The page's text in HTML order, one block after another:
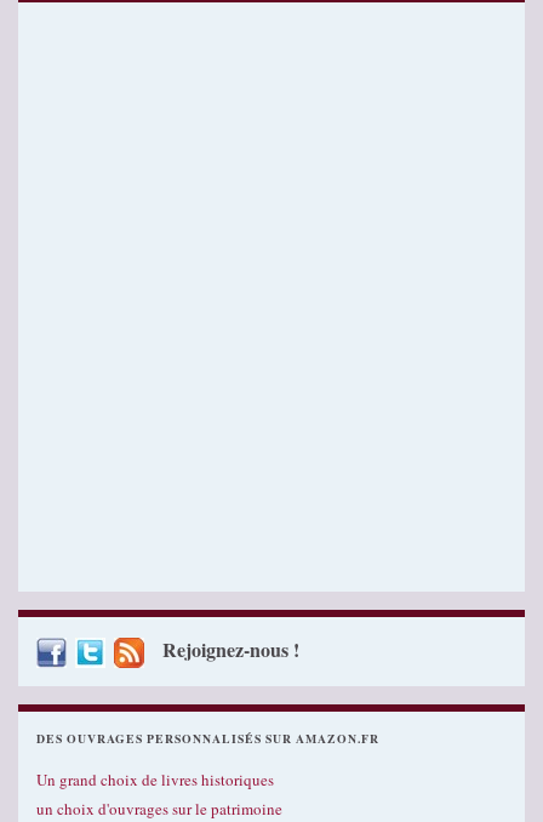
Rejoignez-nous !
DES OUVRAGES PERSONNALISÉS SUR AMAZON.FR
Un grand choix de livres historiques
un choix d'ouvrages sur le patrimoine